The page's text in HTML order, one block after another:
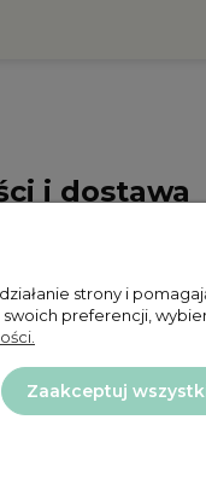
i dostawa
dostawy
strony i
preferencji,
Zaakceptuj